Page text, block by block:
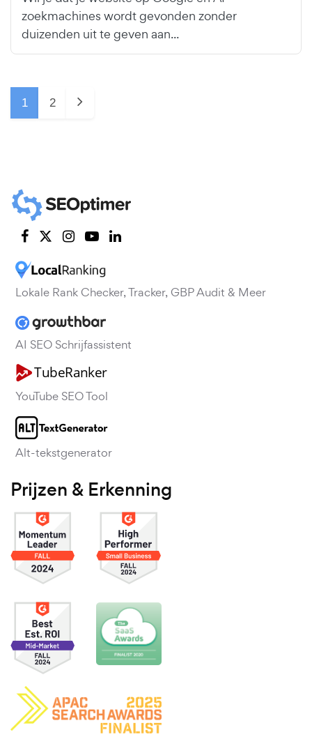
zoekmachines wordt gevonden zonder
duizenden uit te geven aan...
1 2
Lokale Rank Checker, Tracker, GBP Audit & Meer
AI SEO Schrijfassistent
YouTube SEO Tool
Alt-tekstgenerator
Prijzen & Erkenning